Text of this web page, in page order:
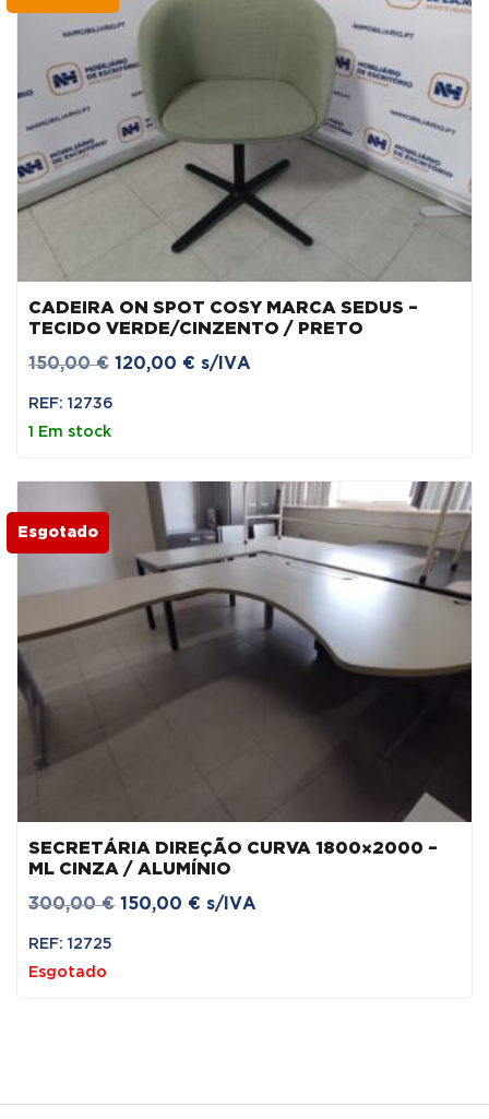
CADEIRA ON SPOT COSY MARCA SEDUS –
TECIDO VERDE/CINZENTO / PRETO
150,00€ O
120,00 € O
s/IVA
REF: 12736
1 Em stock
SECRETÁRIA DIREÇÃO CURVA 1800×2000 –
ML CINZA / ALUMÍNIO
300,00€ O
150,00 € O
s/IVA
REF: 12725
Esgotado
Esgotado